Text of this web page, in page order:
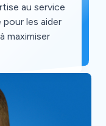
au service
les aider
maximiser